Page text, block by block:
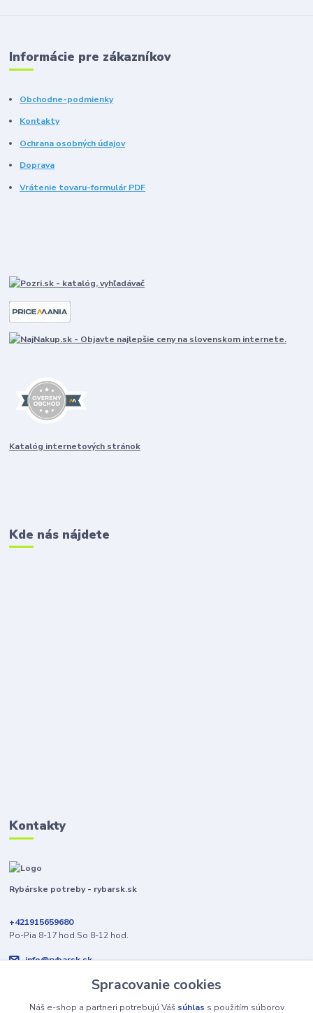
Informácie pre zákazníkov
Obchodne-podmienky
Kontakty
Ochrana osobných údajov
Doprava
Vrátenie tovaru-formulár PDF
Katalóg internetových stránok
Kde nás nájdete
Kontakty
Rybárske potreby - rybarsk.sk
+421915659680
Po-Pia 8-17 hod.So 8-12 hod.
info@rybarsk.sk
Spracovanie cookies
Náš e-shop a partneri potrebujú Váš súhlas s použitím súborov